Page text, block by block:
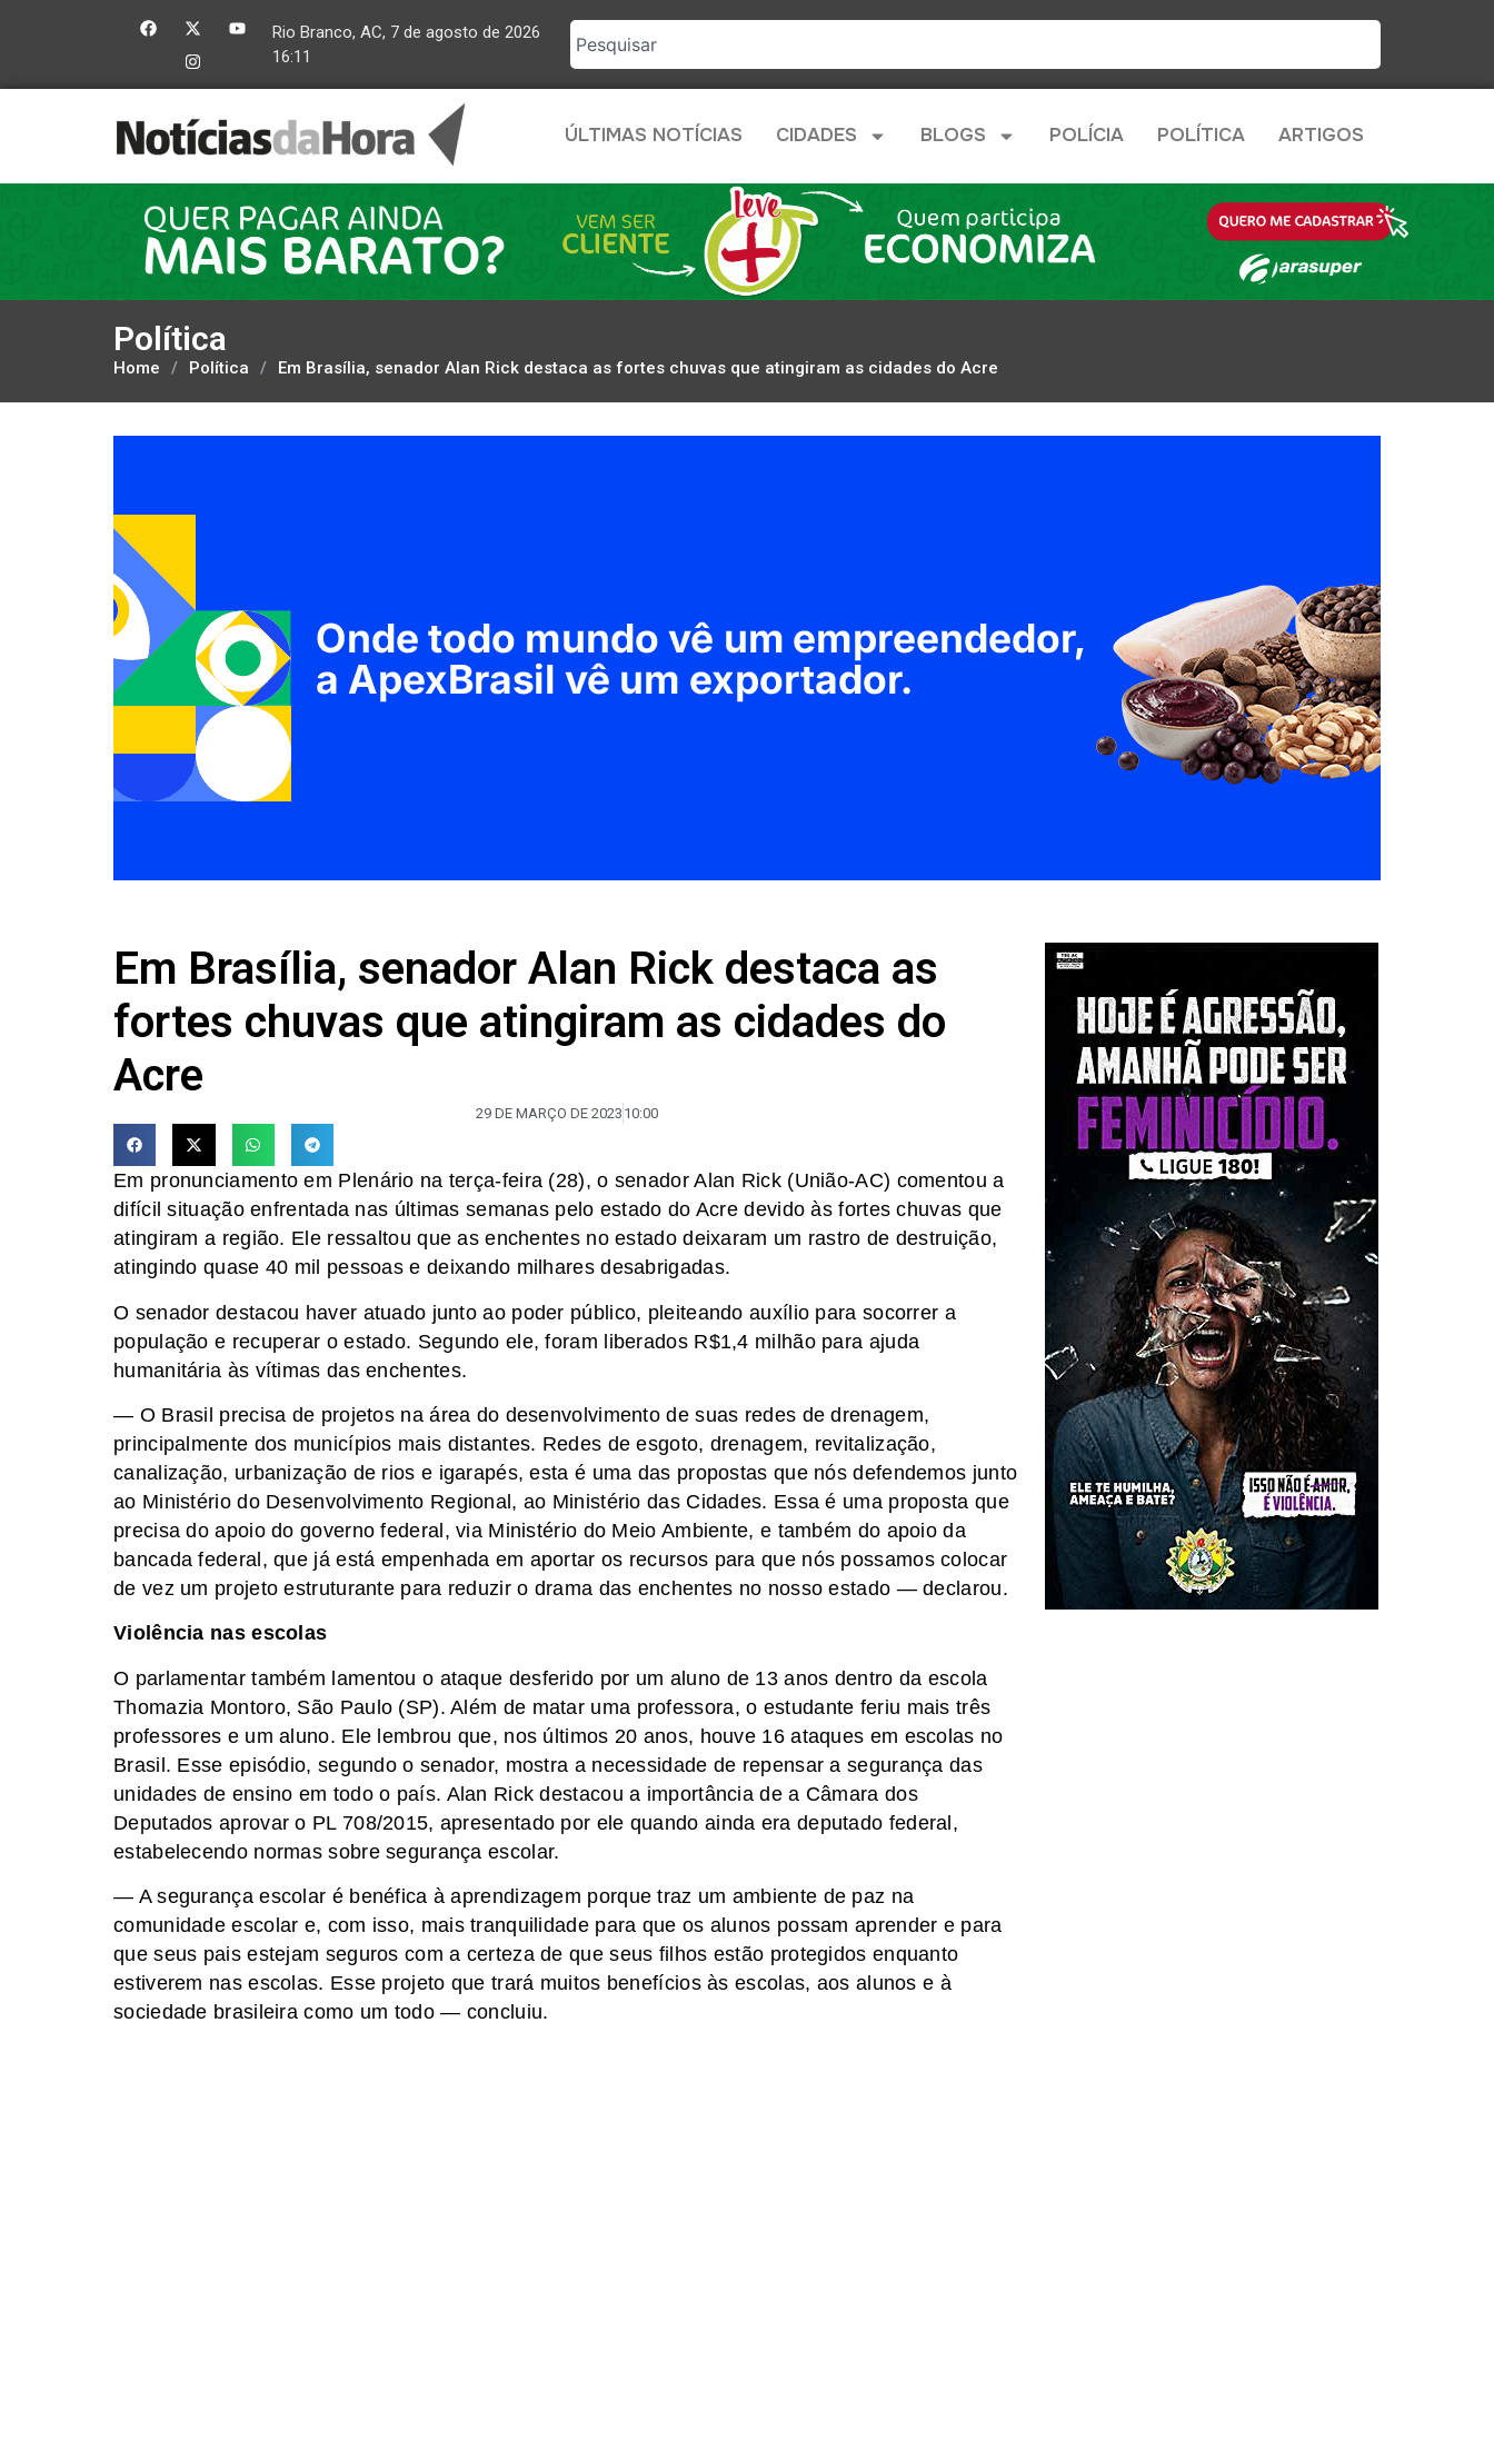
Rio Branco, AC, 7 de agosto de 2026
16:11
ÚLTIMAS NOTÍCIAS CIDADES BLOGS POLÍCIA POLÍTICA ARTIGOS
Política
Home / Política / Em Brasília, senador Alan Rick destaca as fortes chuvas que atingiram as cidades do Acre
Em Brasília, senador Alan Rick destaca as
fortes chuvas que atingiram as cidades do
Acre
29 DE MARÇO DE 2023 10:00
Em pronunciamento em Plenário na terça-feira (28), o senador Alan Rick (União-AC) comentou a
difícil situação enfrentada nas últimas semanas pelo estado do Acre devido às fortes chuvas que
atingiram a região. Ele ressaltou que as enchentes no estado deixaram um rastro de destruição,
atingindo quase 40 mil pessoas e deixando milhares desabrigadas.
O senador destacou haver atuado junto ao poder público, pleiteando auxílio para socorrer a
população e recuperar o estado. Segundo ele, foram liberados R$1,4 milhão para ajuda
humanitária às vítimas das enchentes.
— O Brasil precisa de projetos na área do desenvolvimento de suas redes de drenagem,
principalmente dos municípios mais distantes. Redes de esgoto, drenagem, revitalização,
canalização, urbanização de rios e igarapés, esta é uma das propostas que nós defendemos junto
ao Ministério do Desenvolvimento Regional, ao Ministério das Cidades. Essa é uma proposta que
precisa do apoio do governo federal, via Ministério do Meio Ambiente, e também do apoio da
bancada federal, que já está empenhada em aportar os recursos para que nós possamos colocar
de vez um projeto estruturante para reduzir o drama das enchentes no nosso estado — declarou.
Violência nas escolas
O parlamentar também lamentou o ataque desferido por um aluno de 13 anos dentro da escola
Thomazia Montoro, São Paulo (SP). Além de matar uma professora, o estudante feriu mais três
professores e um aluno. Ele lembrou que, nos últimos 20 anos, houve 16 ataques em escolas no
Brasil. Esse episódio, segundo o senador, mostra a necessidade de repensar a segurança das
unidades de ensino em todo o país. Alan Rick destacou a importância de a Câmara dos
Deputados aprovar o PL 708/2015, apresentado por ele quando ainda era deputado federal,
estabelecendo normas sobre segurança escolar.
— A segurança escolar é benéfica à aprendizagem porque traz um ambiente de paz na
comunidade escolar e, com isso, mais tranquilidade para que os alunos possam aprender e para
que seus pais estejam seguros com a certeza de que seus filhos estão protegidos enquanto
estiverem nas escolas. Esse projeto que trará muitos benefícios às escolas, aos alunos e à
sociedade brasileira como um todo — concluiu.